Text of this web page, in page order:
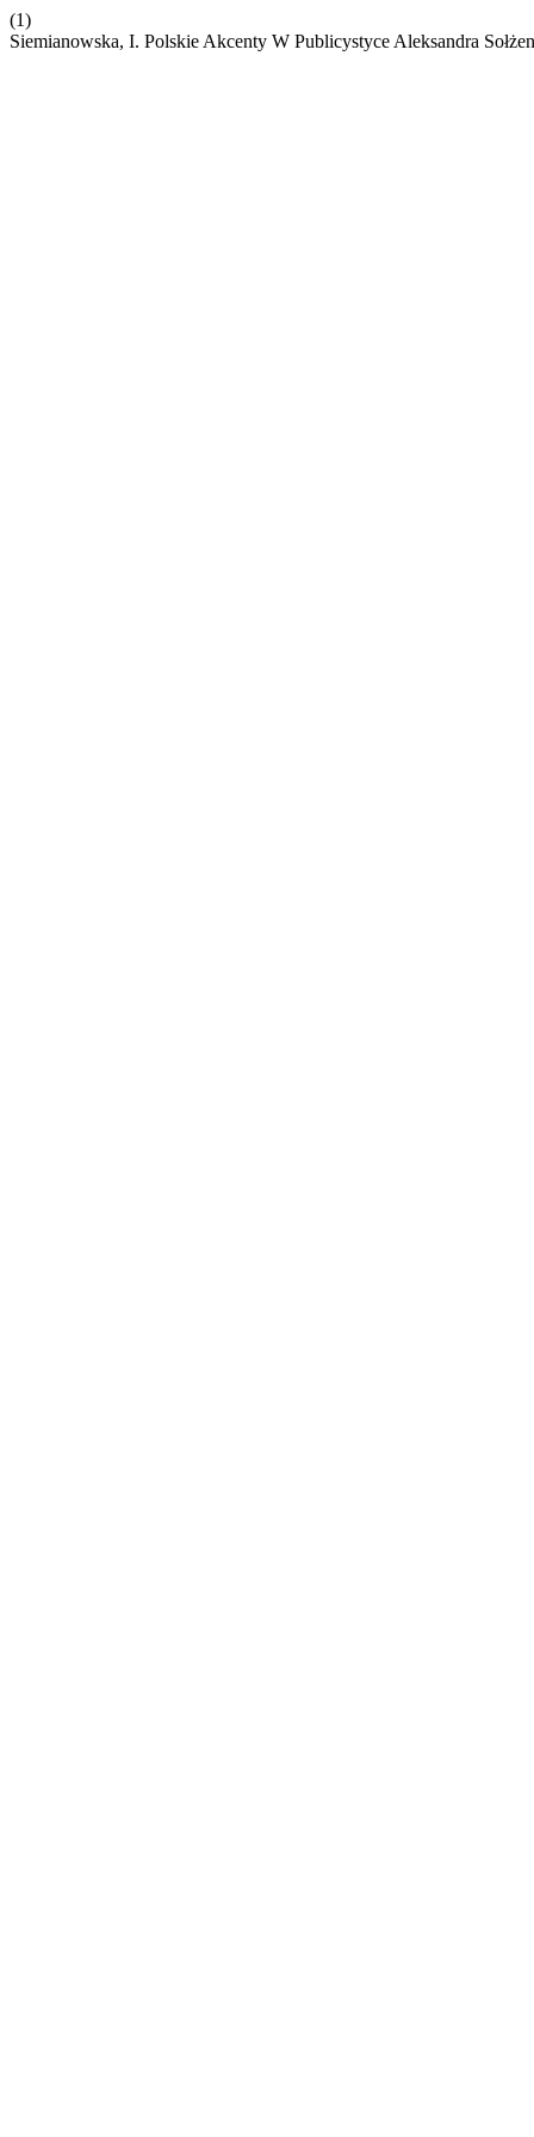
(1)
Siemianowska, I. Polskie Akcenty W Publicystyce Aleksandra